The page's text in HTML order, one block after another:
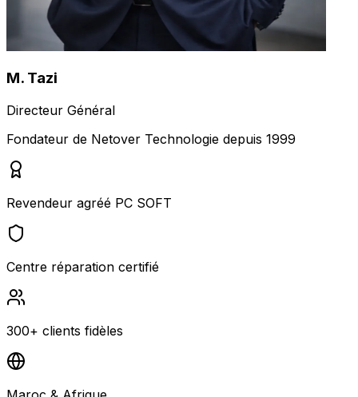
M. Tazi
Directeur Général
Fondateur de Netover Technologie depuis 1999
Revendeur agréé PC SOFT
Centre réparation certifié
300+ clients fidèles